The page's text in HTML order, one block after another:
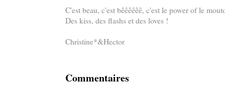
C'est beau, c'est bêêêêêê, c'est le power of le
Des kiss, des flashs et des loves !
Christine*&Hector
Commentaires